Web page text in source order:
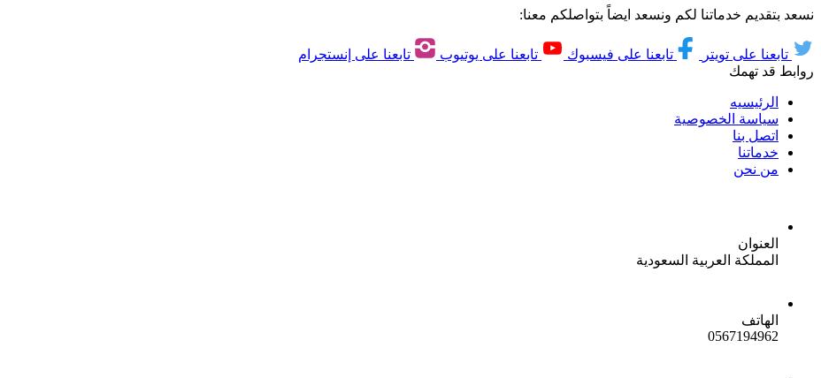
نسعد بتقديم خدماتنا لكم ونسعد ايضاً بتواصلكم معنا:
تابعنا على تويتر تابعنا على فيسبوك تابعنا على يوتيوب
تابعنا على إنستجرام
روابط قد تهمك
الرئيسيه
سياسة الخصوصية
اتصل بنا
خدماتنا
من نحن
العنوان
المملكة العربية السعودية
الهاتف
0567194962